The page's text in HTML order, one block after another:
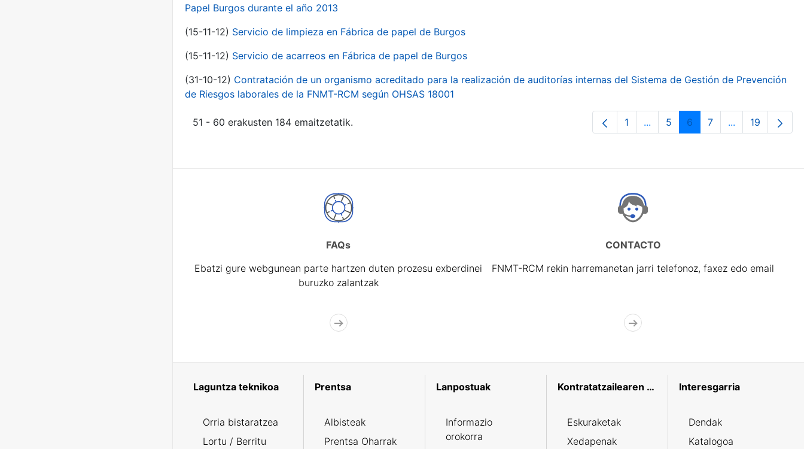
Papel Burgos durante el año 2013
(15-11-12) Servicio de limpieza en Fábrica de papel de Burgos
(15-11-12) Servicio de acarreos en Fábrica de papel de Burgos
(31-10-12) Contratación de un organismo acreditado para la realización de auditorías internas del Sistema de Gestión de Prevención
de Riesgos laborales de la FNMT-RCM según OHSAS 18001
51 - 60 erakusten 184 emaitzetatik. Orrialdea
1 ...Intermediate Pages Use TAB to
Orrialdea
5 Orrialdea
6 Orrialdea
7 ...Intermediate
Orrialdea
19
FAQs
Ebatzi gure webgunean parte hartzen duten prozesu exberdinei
buruzko zalantzak
CONTACTO
FNMT-RCM rekin harremanetan jarri telefonoz, faxez edo email
Laguntza teknikoa
Orria bistaratzea
Lortu / Berritu
Prentsa
Albisteak
Prentsa Oharrak
Lanpostuak
Informazio
orokorra
Kontratatzailearen profila
Eskuraketak
Xedapenak
Interesgarria
Dendak
Katalogoa